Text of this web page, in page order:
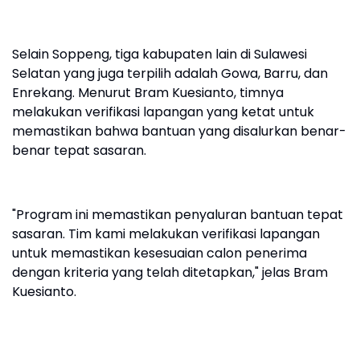
Selain Soppeng, tiga kabupaten lain di Sulawesi
Selatan yang juga terpilih adalah Gowa, Barru, dan
Enrekang. Menurut Bram Kuesianto, timnya
melakukan verifikasi lapangan yang ketat untuk
memastikan bahwa bantuan yang disalurkan benar-
benar tepat sasaran.
"Program ini memastikan penyaluran bantuan tepat
sasaran. Tim kami melakukan verifikasi lapangan
untuk memastikan kesesuaian calon penerima
dengan kriteria yang telah ditetapkan," jelas Bram
Kuesianto.